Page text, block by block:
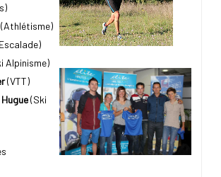
(Athlétisme)
Alpinisme)
(VTT)
(Ski